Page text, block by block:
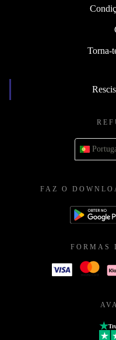
Torna-
FAZ O
FORMAS